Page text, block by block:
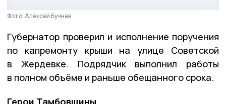
Фото: Алексей Бучнев
Губернатор проверил и исполнение поручения
по капремонту крыши на улице Советской
в Жердевке. Подрядчик выполнил работы
в полном объёме и раньше обещанного срока.
Герои Тамбовщины